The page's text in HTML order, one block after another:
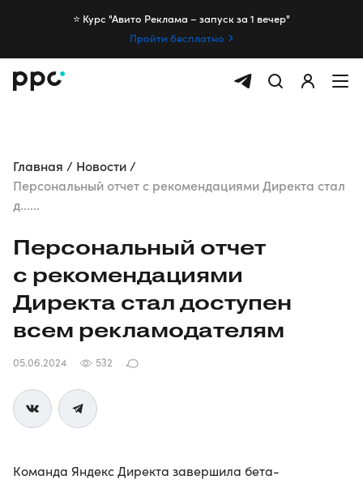
⭐️ Курс "Авито Реклама – запуск за 1 вечер"
Пройти бесплатно
Главная
Новости
Персональный отчет с рекомендациями Директа стал
д......
Персональный отчет
с рекомендациями
Директа стал доступен
всем рекламодателям
05.06.2024 532
Команда Яндекс Директа завершила бета-